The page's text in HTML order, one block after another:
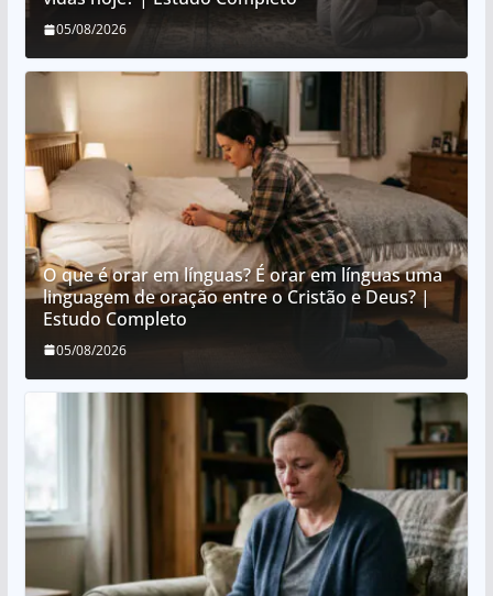
05/08/2026
O que é orar em línguas? É orar em línguas uma
linguagem de oração entre o Cristão e Deus? |
Estudo Completo
05/08/2026